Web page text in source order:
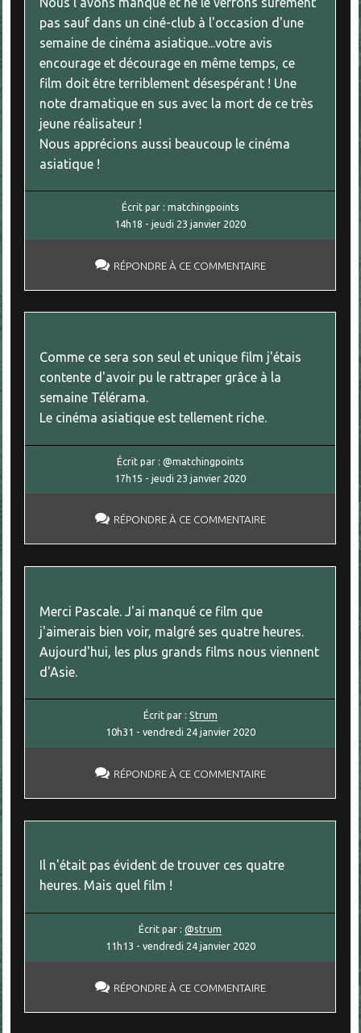
pas sauf dans un ciné-club à l'occasion d'une
semaine de cinéma asiatique...votre avis
encourage et décourage en même temps, ce
film doit être terriblement désespérant ! Une
note dramatique en sus avec la mort de ce très
jeune réalisateur !
Nous apprécions aussi beaucoup le cinéma
asiatique !
Écrit par : matchingpoints
14h18 -jeudi 23 janvier 2020
RÉPONDRE À CE COMMENTAIRE
Comme ce sera son seul et unique film j'étais
contente d'avoir pu le rattraper grâce à la
semaine Télérama.
Le cinéma asiatique est tellement riche.
Écrit par : @matchingpoints
17h15 -jeudi 23 janvier 2020
RÉPONDRE À CE COMMENTAIRE
Merci Pascale. J'ai manqué ce film que
j'aimerais bien voir, malgré ses quatre heures.
Aujourd'hui, les plus grands films nous viennent
d'Asie.
Écrit par : Strum
10h31 - vendredi 24 janvier 2020
RÉPONDRE À CE COMMENTAIRE
Il n'était pas évident de trouver ces quatre
heures. Mais quel film !
Écrit par :@strum
11h13 - vendredi 24 janvier 2020
RÉPONDRE À CE COMMENTAIRE